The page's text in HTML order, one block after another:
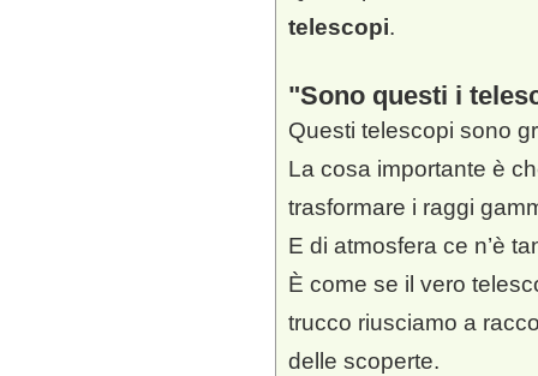
telescopi.
Sono questi i
Questi telescopi sono
La cosa importante è
trasformare i raggi
E di atmosfera ce n’è
È come se il vero
trucco riusciamo a
delle scoperte.